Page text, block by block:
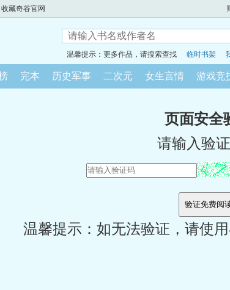
收藏奇谷官网
温馨提示：更多作品，请搜索查找 临时书架
完本 历史军事 二次元 女生言情 游戏竞
页面安全
请输入验证
温馨提示：如无法验证，请使用